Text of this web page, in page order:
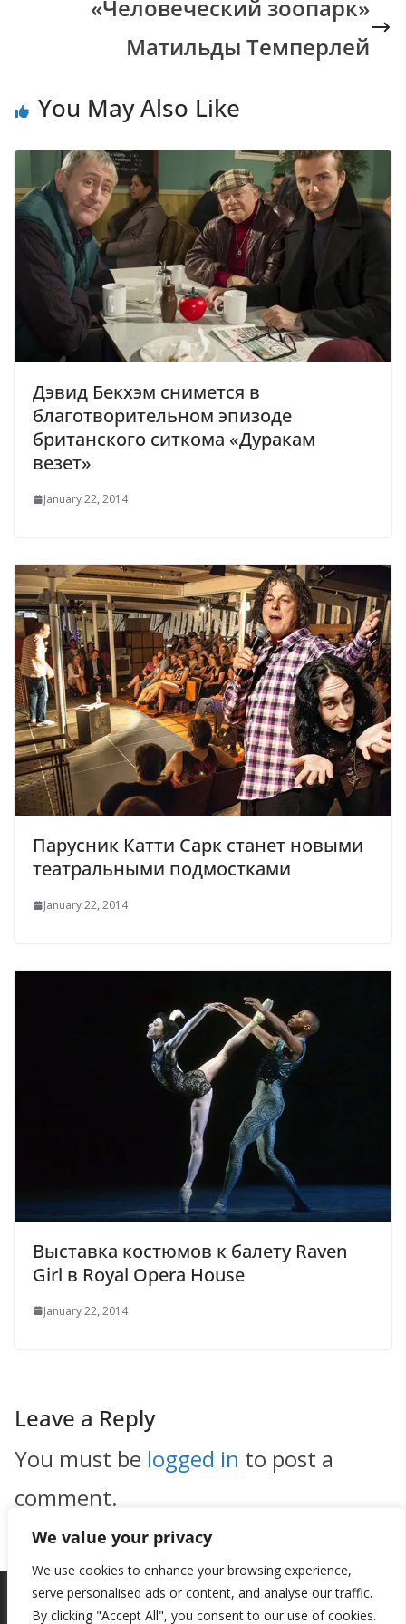
We value your privacy
We use cookies to enhance your browsing experience,
serve personalised ads or content, and analyse our traffic.
By clicking "Accept All", you consent to our use of cookies.
«Человеческий зоопарк»
Матильды Темперлей
You May Also Like
Дэвид Бекхэм снимется в
благотворительном эпизоде
британского ситкома «Дуракам
везет»
January 22, 2014
Парусник Катти Сарк станет новыми
театральными подмостками
January 22, 2014
Выставка костюмов к балету Raven
Girl в Royal Opera House
January 22, 2014
Leave a Reply
You must be logged in to post a
comment.